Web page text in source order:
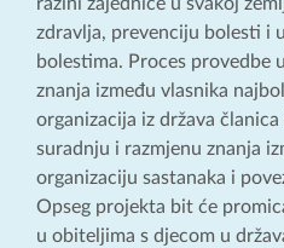
razini zajednice u svakoj
zdravlja, prevenciju bolesti i
bolestima. Proces provedbe
znanja između vlasnika
organizacija iz država
suradnju i razmjenu znanja
organizaciju sastanaka i
Opseg projekta bit će
u obiteljima s djecom u